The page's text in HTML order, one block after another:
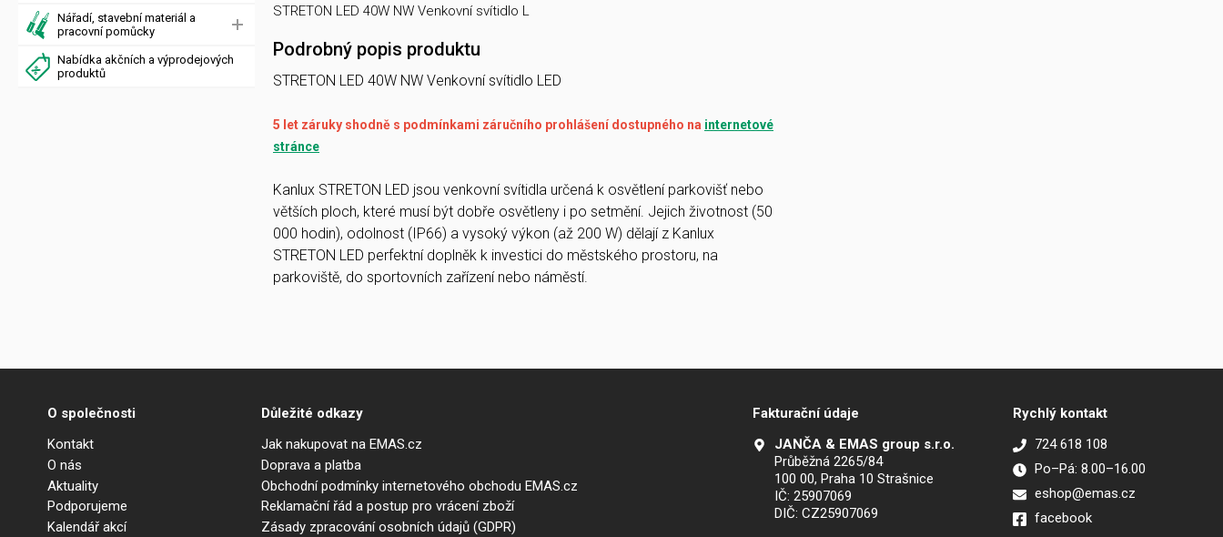
Nářadí, stavební materiál a
pracovní pomůcky
Nabídka akčních a výprodejových
produktů
STRETON LED 40W NW Venkovní svítidlo L
Podrobný popis produktu
STRETON LED 40W NW Venkovní svítidlo LED
5 let záruky shodně s podmínkami záručního prohlášení dostupného na internetové
stránce
Kanlux STRETON LED jsou venkovní svítidla určená k osvětlení parkovišť nebo
větších ploch, které musí být dobře osvětleny i po setmění. Jejich životnost (50
000 hodin), odolnost (IP66) a vysoký výkon (až 200 W) dělají z Kanlux
STRETON LED perfektní doplněk k investici do městského prostoru, na
parkoviště, do sportovních zařízení nebo náměstí.
O společnosti
Kontakt
O nás
Aktuality
Podporujeme
Kalendář akcí
Důležité odkazy
Jak nakupovat na EMAS.cz
Doprava a platba
Obchodní podmínky internetového obchodu EMAS.cz
Reklamační řád a postup pro vrácení zboží
Zásady zpracování osobních údajů (GDPR)
Fakturační údaje
JANČA & EMAS group s.r.o.
Průběžná 2265/84
100 00, Praha 10 Strašnice
IČ: 25907069
DIČ: CZ25907069
Rychlý kontakt
724 618 108
Po–Pá: 8.00–16.00
eshop@emas.cz
facebook